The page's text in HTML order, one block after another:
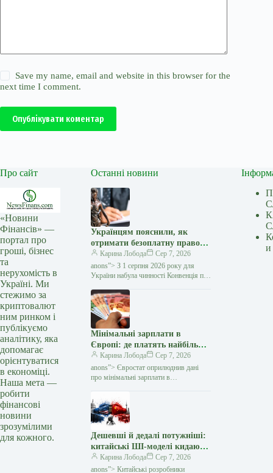
Save my name, email and website in this browser for the
next time I comment.
Опублікувати коментар
Про сайт
«Новини
Фінансів» —
портал про
гроші, бізнес
та
нерухомість в
Україні. Ми
стежимо за
криптовалют
ним ринком і
публікуємо
аналітику, яка
допомагає
орієнтуватися
в економіці.
Наша мета —
робити
фінансові
новини
зрозумілими
для кожного.
Останні новини
Українцям пояснили, як
отримати безоплатну правову
допомогу за кордоном:
покрокова інструкція —
Мінфін
Карина Лобода
Сер 7, 2026
anons”> З 1 серпня 2026 року для
України набула чинності Конвенція про
укладена в рамках Гаазької
конференції з міжнародного…
Мінімальні зарплати в
Європі: де платять найбільше
та яке місце посідає Україна
— Мінфін
Карина Лобода
Сер 7, 2026
anons”> Євростат оприлюднив дані
про мінімальні зарплати в
29…
Дешевші й дедалі потужніші:
китайські ШІ-моделі кидають
виклик OpenAI та Anthropic
— Мінфін
Карина Лобода
Сер 7, 2026
anons”> Китайські розробники
и